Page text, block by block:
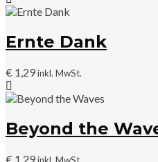
Ernte Dank
€ 1,29inkl. MwSt.
Beyond the
€ 1,29inkl. MwSt.